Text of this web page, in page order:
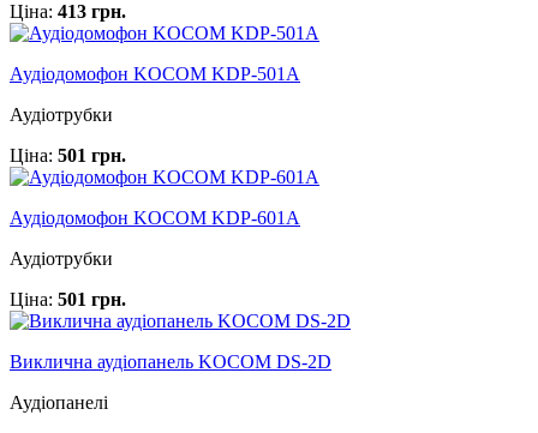
Ціна: 413 грн.
Аудіодомофон KOCOM KDP-501A
Аудіотрубки
Ціна: 501 грн.
Аудіодомофон KOCOM KDP-601A
Аудіотрубки
Ціна: 501 грн.
Виклична аудіопанель KOCOM DS-2D
Аудіопанелі